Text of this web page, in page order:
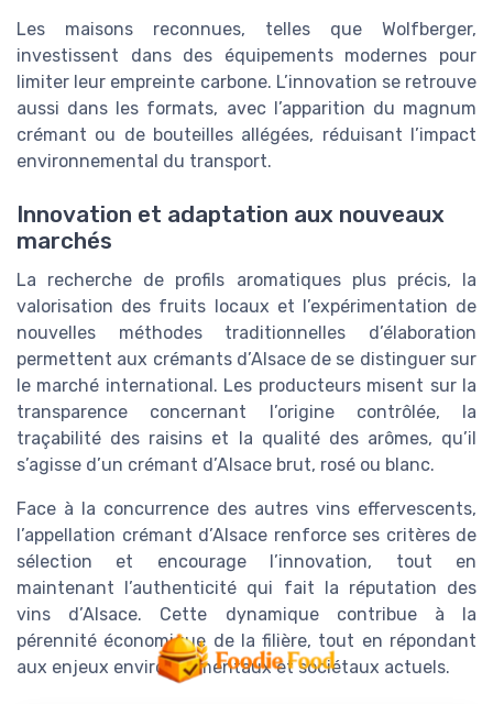
Les maisons reconnues, telles que Wolfberger,
investissent dans des équipements modernes pour
limiter leur empreinte carbone. L’innovation se retrouve
aussi dans les formats, avec l’apparition du magnum
crémant ou de bouteilles allégées, réduisant l’impact
environnemental du transport.
Innovation et adaptation aux nouveaux
marchés
La recherche de profils aromatiques plus précis, la
valorisation des fruits locaux et l’expérimentation de
nouvelles méthodes traditionnelles d’élaboration
permettent aux crémants d’Alsace de se distinguer sur
le marché international. Les producteurs misent sur la
transparence concernant l’origine contrôlée, la
traçabilité des raisins et la qualité des arômes, qu’il
s’agisse d’un crémant d’Alsace brut, rosé ou blanc.
Face à la concurrence des autres vins effervescents,
l’appellation crémant d’Alsace renforce ses critères de
sélection et encourage l’innovation, tout en
maintenant l’authenticité qui fait la réputation des
vins d’Alsace. Cette dynamique contribue à la
pérennité économique de la filière, tout en répondant
aux enjeux environnementaux et sociétaux actuels.